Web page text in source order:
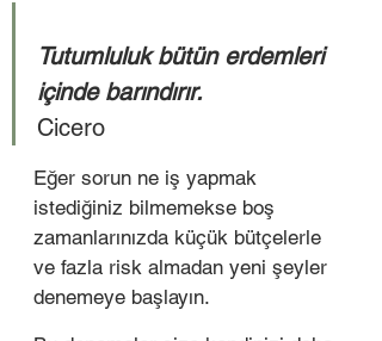
Tutumluluk bütün erdemleri
içinde barındırır.
Cicero
Eğer sorun ne iş yapmak
istediğiniz bilmemekse boş
zamanlarınızda küçük bütçelerle
ve fazla risk almadan yeni şeyler
denemeye başlayın.